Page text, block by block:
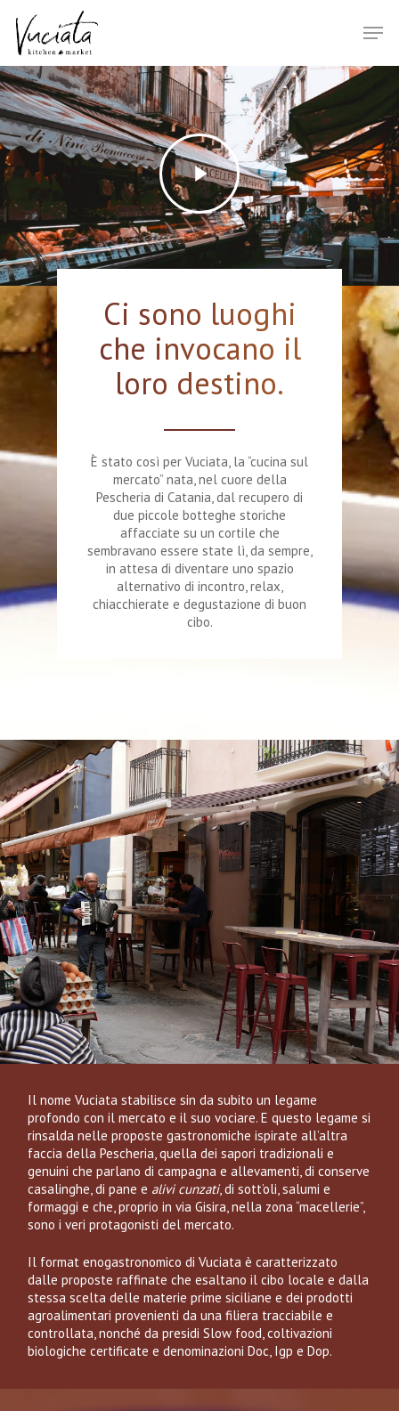
Ci sono luoghi
che invocano il
loro destino.
È stato così per Vuciata, la “cucina sul
mercato” nata, nel cuore della
Pescheria di Catania, dal recupero di
due piccole botteghe storiche
affacciate su un cortile che
sembravano essere state lì, da sempre,
in attesa di diventare uno spazio
alternativo di incontro, relax,
chiacchierate e degustazione di buon
cibo.
Il nome Vuciata stabilisce sin da subito un legame
profondo con il mercato e il suo vociare. E questo legame si
rinsalda nelle proposte gastronomiche ispirate all’altra
faccia della Pescheria, quella dei sapori tradizionali e
genuini che parlano di campagna e allevamenti, di conserve
casalinghe, di pane e alivi cunzati, di sott’oli, salumi e
formaggi e che, proprio in via Gisira, nella zona “macellerie”,
sono i veri protagonisti del mercato.
Il format enogastronomico di Vuciata è caratterizzato
dalle proposte raffinate che esaltano il cibo locale e dalla
stessa scelta delle materie prime siciliane e dei prodotti
agroalimentari provenienti da una filiera tracciabile e
controllata, nonché da presidi Slow food, coltivazioni
biologiche certificate e denominazioni Doc, Igp e Dop.